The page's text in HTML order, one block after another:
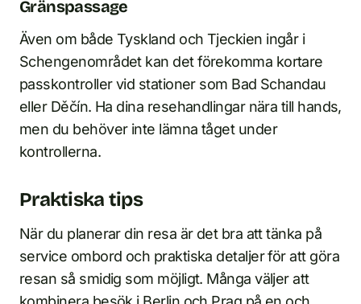
Gränspassage
Även om både Tyskland och Tjeckien ingår i
Schengenområdet kan det förekomma kortare
passkontroller vid stationer som Bad Schandau
eller Děčín. Ha dina resehandlingar nära till hands,
men du behöver inte lämna tåget under
kontrollerna.
Praktiska tips
När du planerar din resa är det bra att tänka på
service ombord och praktiska detaljer för att göra
resan så smidig som möjligt. Många väljer att